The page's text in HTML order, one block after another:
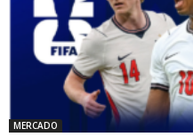
MERCADO